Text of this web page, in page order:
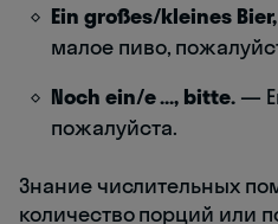
Ein großes/kleines
малое пиво,
Noch ein/e ..., bitte.—
пожалуйста.
Знание числительных
количество порций или